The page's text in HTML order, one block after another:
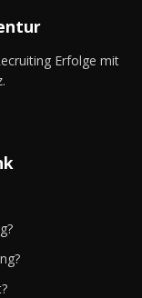
Erfolge mit